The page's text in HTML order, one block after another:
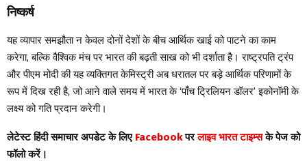
निष्कर्ष
यह व्यापार समझौता न केवल दोनों देशों के बीच आर्थिक खाई को पाटने का काम
करेगा, बल्कि वैश्विक मंच पर भारत की बढ़ती साख को भी दर्शाता है। राष्ट्रपति ट्रंप
और पीएम मोदी की यह व्यक्तिगत केमिस्ट्री अब धरातल पर बड़े आर्थिक परिणामों के
रूप में दिख रही है, जो आने वाले समय में भारत के ‘पाँच ट्रिलियन डॉलर’ इकोनॉमी के
लक्ष्य को गति प्रदान करेगी।
लेटेस्ट हिंदी समाचार अपडेट के लिए Facebookपरलाइव भारत टाइम्सके पेज को
फॉलो करें।